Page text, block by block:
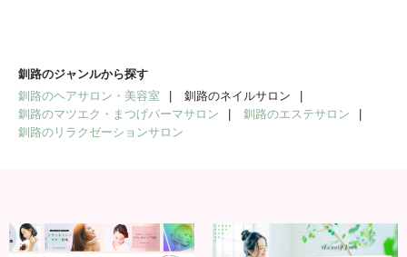
釧路のジャンルから探す
釧路のヘアサロン・美容室
釧路のネイルサロン
釧路のマツエク・まつげパーマサロン
釧路のエステサロン
釧路のリラクゼーションサロン